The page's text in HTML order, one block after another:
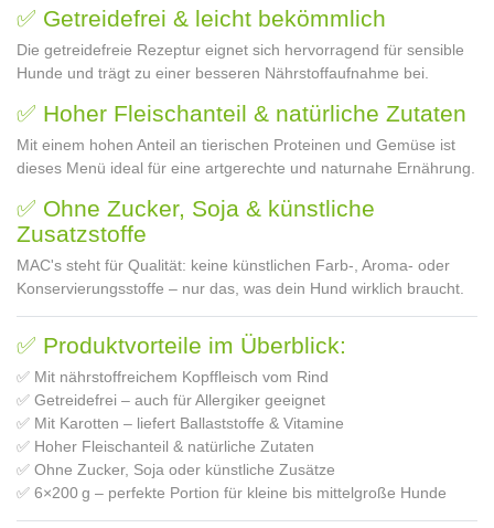
✅ Getreidefrei & leicht bekömmlich
Die getreidefreie Rezeptur eignet sich hervorragend für sensible
Hunde und trägt zu einer besseren Nährstoffaufnahme bei.
✅ Hoher Fleischanteil & natürliche Zutaten
Mit einem hohen Anteil an tierischen Proteinen und Gemüse ist
dieses Menü ideal für eine artgerechte und naturnahe Ernährung.
✅ Ohne Zucker, Soja & künstliche
Zusatzstoffe
MAC's steht für Qualität: keine künstlichen Farb-, Aroma- oder
Konservierungsstoffe – nur das, was dein Hund wirklich braucht.
✅ Produktvorteile im Überblick:
✅ Mit nährstoffreichem Kopffleisch vom Rind
✅ Getreidefrei – auch für Allergiker geeignet
✅ Mit Karotten – liefert Ballaststoffe & Vitamine
✅ Hoher Fleischanteil & natürliche Zutaten
✅ Ohne Zucker, Soja oder künstliche Zusätze
✅ 6×200 g – perfekte Portion für kleine bis mittelgroße Hunde